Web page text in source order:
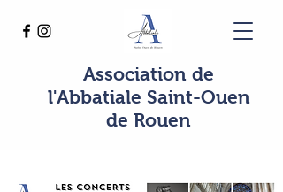
Association de
l'Abbatiale Saint-Ouen
de Rouen